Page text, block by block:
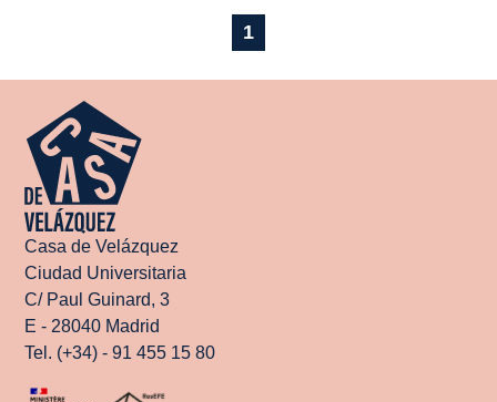
1
Casa de Velázquez
Ciudad Universitaria
C/ Paul Guinard, 3
E - 28040 Madrid
Tel. (+34) - 91 455 15 80